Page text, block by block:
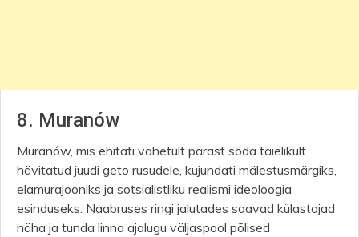
8. Muranów
Muranów, mis ehitati vahetult pärast sõda täielikult
hävitatud juudi geto rusudele, kujundati mälestusmärgiks,
elamurajooniks ja sotsialistliku realismi ideoloogia
esinduseks. Naabruses ringi jalutades saavad külastajad
näha ja tunda linna ajalugu väljaspool põlised